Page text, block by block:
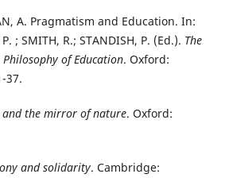
A. Pragmatism and Education. In:
P. ; SMITH, R.; STANDISH, P. (Ed.). The
of Education. Oxford:
37.
and the mirror of nature. Oxford:
and solidarity. Cambridge: